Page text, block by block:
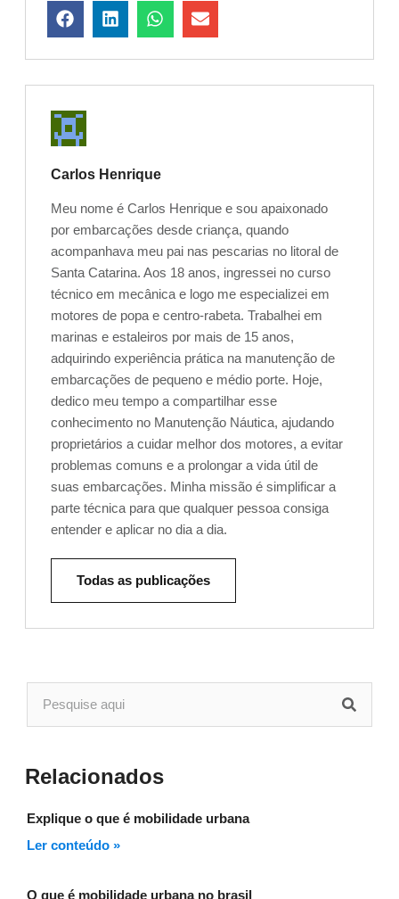
Carlos Henrique
Meu nome é Carlos Henrique e sou apaixonado
por embarcações desde criança, quando
acompanhava meu pai nas pescarias no litoral de
Santa Catarina. Aos 18 anos, ingressei no curso
técnico em mecânica e logo me especializei em
motores de popa e centro-rabeta. Trabalhei em
marinas e estaleiros por mais de 15 anos,
adquirindo experiência prática na manutenção de
embarcações de pequeno e médio porte. Hoje,
dedico meu tempo a compartilhar esse
conhecimento no Manutenção Náutica, ajudando
proprietários a cuidar melhor dos motores, a evitar
problemas comuns e a prolongar a vida útil de
suas embarcações. Minha missão é simplificar a
parte técnica para que qualquer pessoa consiga
entender e aplicar no dia a dia.
Todas as publicações
Relacionados
Explique o que é mobilidade urbana
Ler conteúdo »
O que é mobilidade urbana no brasil